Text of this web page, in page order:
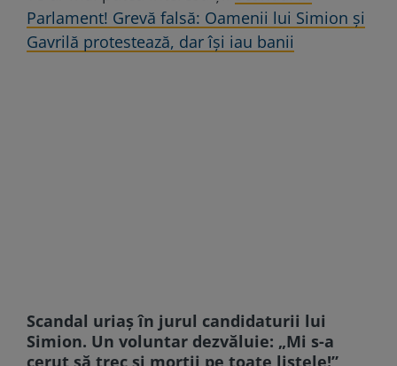
Parlament! Grevă falsă: Oamenii lui Simion și
Gavrilă protestează, dar își iau banii
Scandal uriaș în jurul candidaturii lui
Simion. Un voluntar dezvăluie: „Mi s-a
cerut să trec și morții pe toate listele!”